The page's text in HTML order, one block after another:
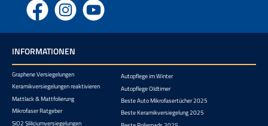
Facebook Instagram YouTube
INFORMATIONEN
Graphene Versiegelungen
Keramikversiegelungen reaktivieren
Mattlack & Mattfolierung
Mikrofaser Ratgeber
SiO2 Sliliciumversiegelungen
Autopflege im Winter
Autopflege Oldtimer
Beste Auto Mikrofasertücher 2025
Beste Keramikversiegelung 2025